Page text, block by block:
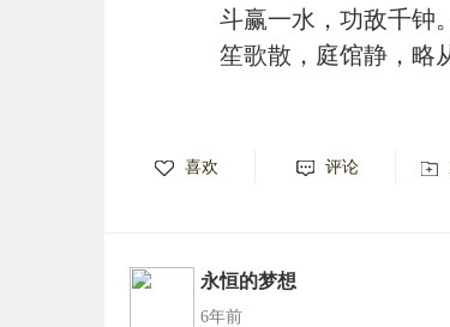
斗赢一水，功敌千钟
笙歌散，庭馆静，略
喜欢 评论
永恒的梦想
6年前